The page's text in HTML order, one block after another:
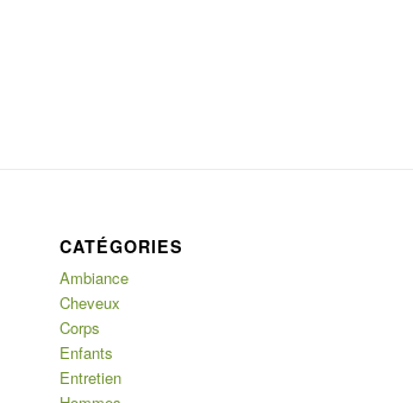
CATÉGORIES
Ambiance
Cheveux
Corps
Enfants
Entretien